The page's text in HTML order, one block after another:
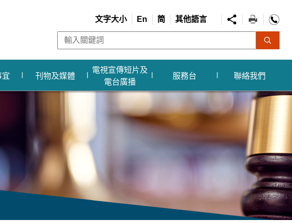
文字大小 En 简 其他語言
宜 刊物及媒體
電視宣傳短片及
電台廣播
服務台 聯絡我們